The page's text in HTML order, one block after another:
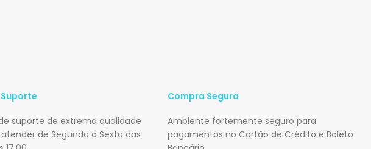
suporte de extrema qualidade
de Segunda a Sexta das
Compra Segura
Ambiente fortemente seguro para
pagamentos no Cartão de Crédito e Boleto